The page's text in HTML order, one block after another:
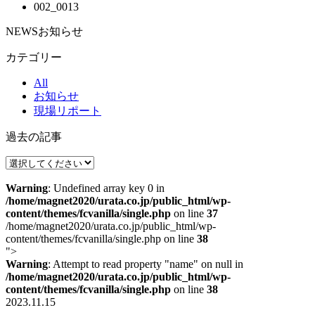
002_0013
NEWSお知らせ
カテゴリー
All
お知らせ
現場リポート
過去の記事
Warning: Undefined array key 0 in
/home/magnet2020/urata.co.jp/public_html/wp-
content/themes/fcvanilla/single.php on line 37
/home/magnet2020/urata.co.jp/public_html/wp-
content/themes/fcvanilla/single.php on line 38
">
Warning: Attempt to read property "name" on null in
/home/magnet2020/urata.co.jp/public_html/wp-
content/themes/fcvanilla/single.php on line 38
2023.11.15